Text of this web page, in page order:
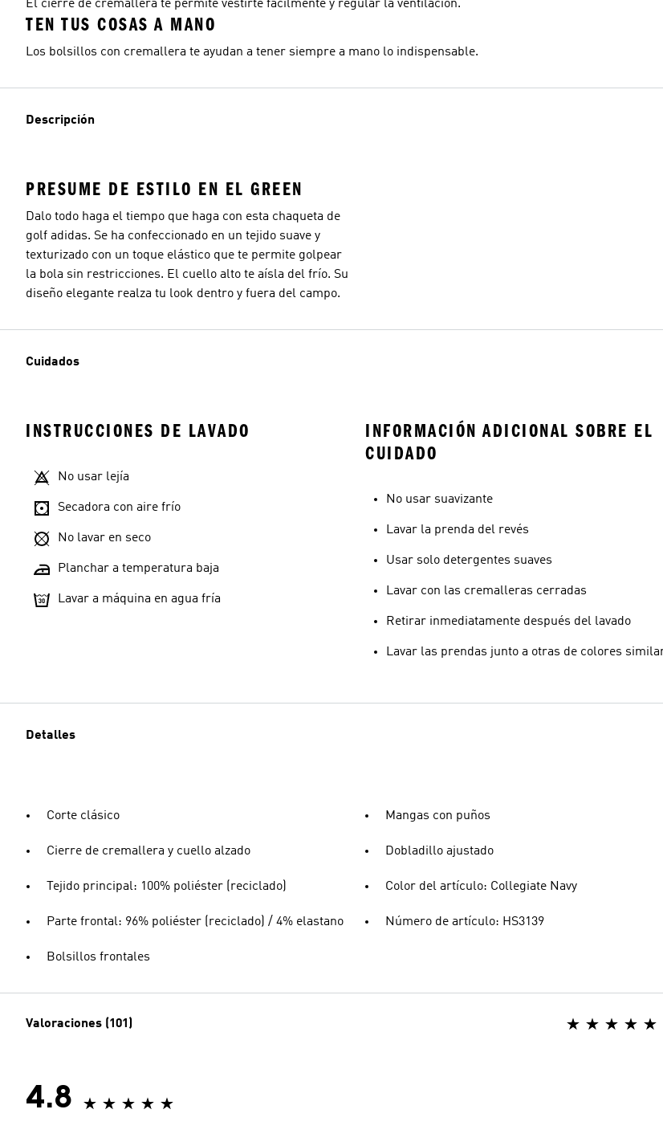
El cierre de cremallera te permite vestirte fácilmente y regular la ventilación.
TEN TUS COSAS A MANO
Los bolsillos con cremallera te ayudan a tener siempre a mano lo indispensable.
Descripción
PRESUME DE ESTILO EN EL GREEN
Dalo todo haga el tiempo que haga con esta chaqueta de
golf adidas. Se ha confeccionado en un tejido suave y
texturizado con un toque elástico que te permite golpear
la bola sin restricciones. El cuello alto te aísla del frío. Su
diseño elegante realza tu look dentro y fuera del campo.
Cuidados
INSTRUCCIONES DE LAVADO
No usar lejía
Secadora con aire frío
No lavar en seco
Planchar a temperatura baja
Lavar a máquina en agua fría
INFORMACIÓN ADICIONAL SOBRE EL
CUIDADO
No usar suavizante
Lavar la prenda del revés
Usar solo detergentes suaves
Lavar con las cremalleras cerradas
Retirar inmediatamente después del lavado
Lavar las prendas junto a otras de colores
Detalles
Corte clásico
Cierre de cremallera y cuello alzado
Tejido principal: 100% poliéster (reciclado)
Parte frontal: 96% poliéster (reciclado) / 4% elastano
Bolsillos frontales
Mangas con puños
Dobladillo ajustado
Color del artículo: Collegiate Navy
Número de artículo: HS3139
Valoraciones (101)
4.8